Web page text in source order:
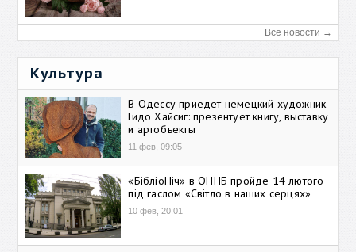
Все новости →
Культура
В Одессу приедет немецкий художник
Гидо Хайсиг: презентует книгу, выставку
и артобъекты
11 фев, 09:05
«БібліоНіч» в ОННБ пройде 14 лютого
під гаслом «Світло в наших серцях»
10 фев, 20:01